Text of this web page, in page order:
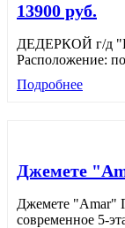
13900 руб.
ДЕДЕРКОЙ г/
Расположение:
Подробнее
Джемете
Джемете "Amar"
современное 5-